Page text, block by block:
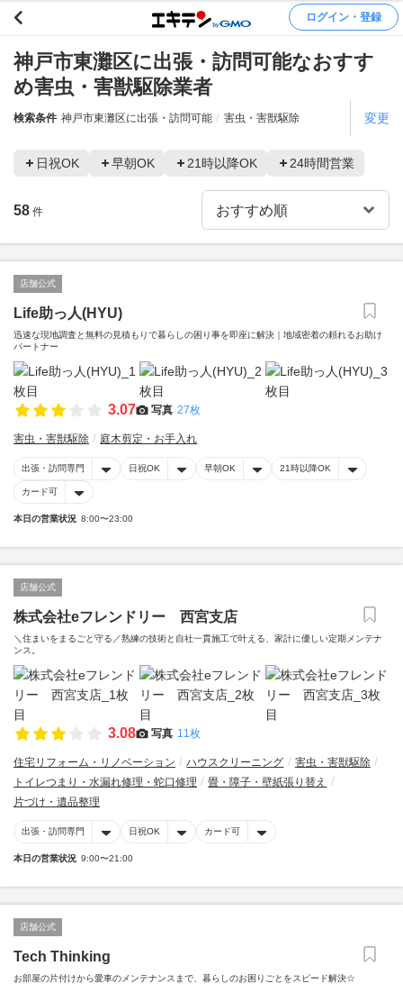
ログイン・登録
神戸市東灘区に出張・訪問可能なおすす
め害虫・害獣駆除業者
検索条件 神戸市東灘区に出張・訪問可能 害虫・害獣駆除 変更
日祝OK 早朝OK 21時以降OK 24時間営業
58 件
店舗公式
Life助っ人(HYU)
迅速な現地調査と無料の見積もりで暮らしの困り事を即座に解決｜地域密着の頼れるお助け
パートナー
3.07 写真 27枚
害虫・害獣駆除 庭木剪定・お手入れ
出張・訪問専門 日祝OK 早朝OK 21時以降OK
カード可
本日の営業状況 8:00〜23:00
店舗公式
株式会社eフレンドリー 西宮支店
＼住まいをまるごと守る／熟練の技術と自社一貫施工で叶える、家計に優しい定期メンテナ
ンス。
3.08 写真 11枚
住宅リフォーム・リノベーション ハウスクリーニング
害虫・害獣駆除
トイレつまり・水漏れ修理・蛇口修理
畳・障子・壁紙張り替え
片づけ・遺品整理
出張・訪問専門 日祝OK カード可
本日の営業状況 9:00〜21:00
店舗公式
Tech Thinking
お部屋の片付けから愛車のメンテナンスまで、暮らしのお困りごとをスピード解決☆